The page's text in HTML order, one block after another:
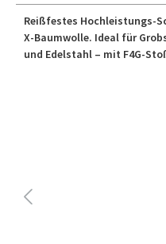
Reißfestes Hochleistungs-
X-Baumwolle. Ideal für
und Edelstahl – mit F4G-